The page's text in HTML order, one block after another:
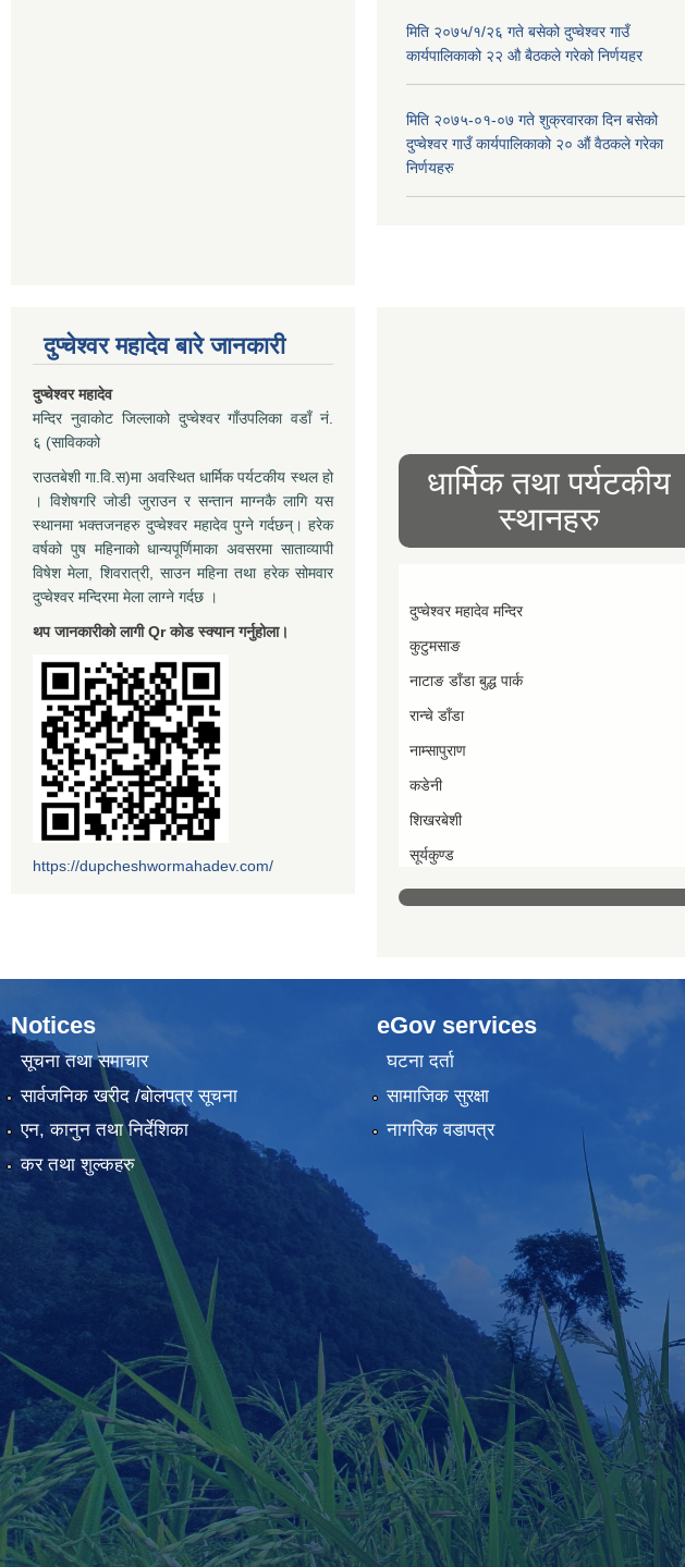
मिति २०७५/१/२६ गते बसेको दुप्चेश्वर गाउँ
कार्यपालिकाको २२ औ बैठकले गरेको निर्णयहर
मिति २०७५-०१-०७ गते शुक्रवारका दिन बसेको
दुप्चेश्वर गाउँ कार्यपालिकाको २० औं वैठकले गरेका
निर्णयहरु
दुप्चेश्वर महादेव बारे जानकारी
दुप्चेश्वर महादेव
मन्दिर नुवाकोट जिल्लाको दुप्चेश्वर गाँउपलिका वडाँ नं.
६ (साविकको
राउतबेशी गा.वि.स)मा अवस्थित धार्मिक पर्यटकीय स्थल हो
। विशेषगरि जोडी जुराउन र सन्तान माग्नकै लागि यस
स्थानमा भक्तजनहरु दुप्चेश्वर महादेव पुग्ने गर्दछन्। हरेक
वर्षको पुष महिनाको धान्यपूर्णिमाका अवसरमा साताव्यापी
विषेश मेला, शिवरात्री, साउन महिना तथा हरेक सोमवार
दुप्चेश्वर मन्दिरमा मेला लाग्ने गर्दछ ।
थप जानकारीको लागी Qr कोड स्क्यान गर्नुहोला।
https://dupcheshwormahadev.com/
धार्मिक तथा पर्यटकीय
स्थानहरु
दुप्चेश्वर महादेव मन्दिर
कुटुमसाङ
नाटाङ डाँडा बुद्ध पार्क
रान्चे डाँडा
नाम्सापुराण
कडेनी
शिखरबेशी
सूर्यकुण्ड
Notices
सूचना तथा समाचार
सार्वजनिक खरीद /बोलपत्र सूचना
एन, कानुन तथा निर्देशिका
कर तथा शुल्कहरु
eGov services
घटना दर्ता
सामाजिक सुरक्षा
नागरिक वडापत्र